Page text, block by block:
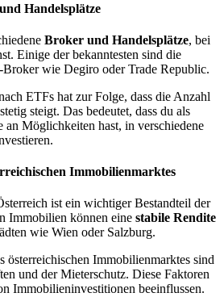
Handelsplätze
Broker und Handelsplätze, bei
Einige der bekanntesten sind die
wie Degiro oder Trade Republic.
ETFs hat zur Folge, dass die Anzahl
steigt. Das bedeutet, dass du als
an Möglichkeiten hast, in verschiedene
Immobilienmarktes
ist ein wichtiger Bestandteil der
Immobilien können eine stabile Rendite
wie Wien oder Salzburg.
österreichischen Immobilienmarktes sind
und der Mieterschutz. Diese Faktoren
Immobilieninvestitionen beeinflussen.